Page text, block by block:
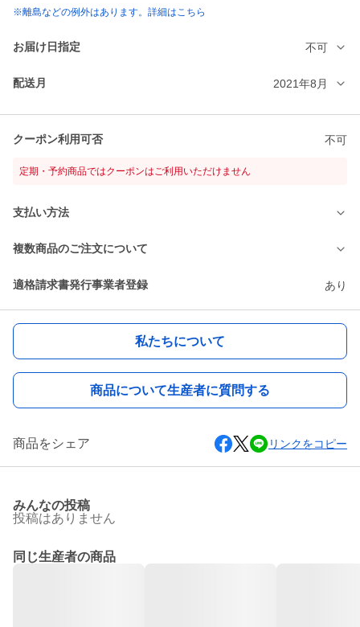
※離島などの例外はあります。詳細はこちら
お届け日指定 不可
配送月 2021年8月
クーポン利用可否 不可
定期・予約商品ではクーポンはご利用いただけません
支払い方法
複数商品のご注文について
適格請求書発行事業者登録 あり
私たちについて
商品について生産者に質問する
商品をシェア リンクをコピー
みんなの投稿
投稿はありません
同じ生産者の商品